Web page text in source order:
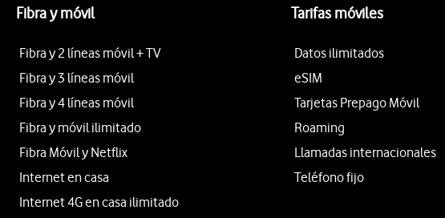
Fibra y móvil
Fibra y 2 líneas móvil + TV
Fibra y 3 líneas móvil
Fibra y 4 líneas móvil
Fibra y móvil ilimitado
Fibra Móvil y Netflix
Internet en casa
Internet 4G en casa ilimitado
Tarifas móviles
Datos ilimitados
eSIM
Tarjetas Prepago Móvil
Roaming
Llamadas internacionales
Teléfono fijo